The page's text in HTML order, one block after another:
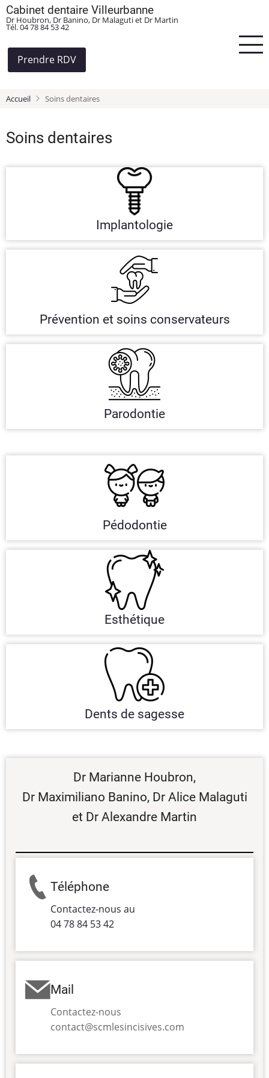
Aller
au
principal
Cabinet dentaire Villeurbanne
Dr Houbron, Dr Banino, Dr Malaguti et Dr Martin
Tél. 04 78 84 53 42
Prendre RDV
Accueil Soins dentaires
Soins dentaires
Implantologie
Prévention et soins conservateurs
Parodontie
Pédodontie
Esthétique
Dents de sagesse
Dr Marianne Houbron,
Dr Maximiliano Banino, Dr Alice Malaguti
et Dr Alexandre Martin
Téléphone
Contactez-nous au
04 78 84 53 42
Mail
Contactez-nous
contact@scmlesincisives.com